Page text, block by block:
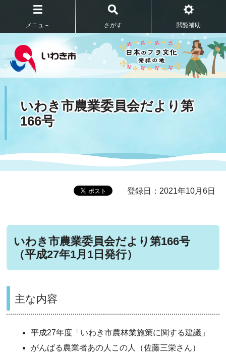
メニュ－ さがす 閲覧補助
いわき市農業委員会だより第
166号
登録日：2021年10月6日
いわき市農業委員会だより第166号
（平成27年1月1日発行）
主な内容
平成27年度「いわき市農林業施策に関する建議」
がんばる農業者あの人この人（佐藤三栄さん）